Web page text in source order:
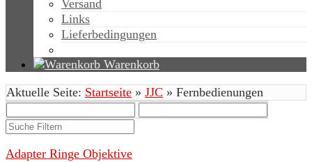
Versand
Links
Lieferbedingungen
Warenkorb
Aktuelle Seite: Startseite » JJC » Fernbedienungen
Adapter Ringe Objektive